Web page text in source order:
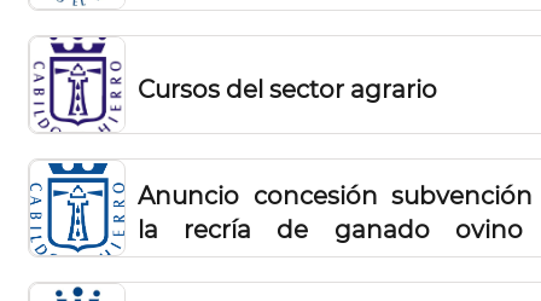
ganado 2023 (1ª Resolución)
Cursos del sector agrario
Anuncio concesión
la recría de ganado ovino
caprino de la isla de El Hierro